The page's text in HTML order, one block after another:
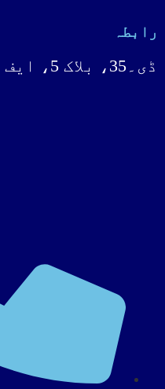
رابطہ
ڈی۔35، بلاک 5، ایف بی ایریا، کراچی